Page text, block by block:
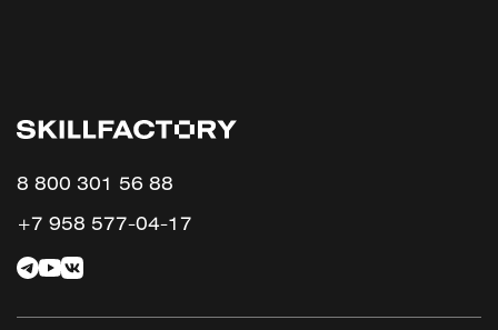
8 800 301 56 88
+7 958 577-04-17